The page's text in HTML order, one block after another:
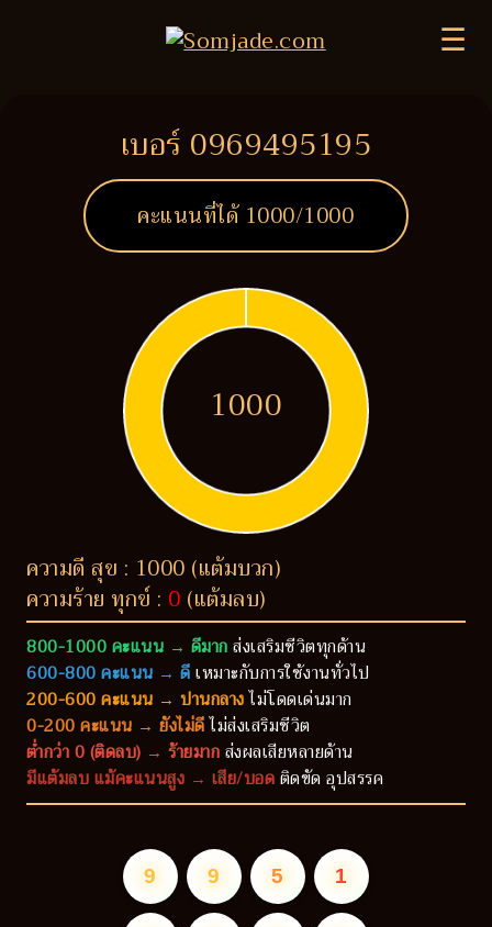
☰
เบอร์ 0969495195
คะแนนที่ได้ 1000/1000
1000
ความดี สุข : 1000 (แต้มบวก)
ความร้าย ทุกข์ : 0 (แต้มลบ)
800-1000 คะแนน → ดีมากส่งเสริมชีวิตทุกด้าน
600-800 คะแนน → ดีเหมาะกับการใช้งานทั่วไป
200-600 คะแนน → ปานกลางไม่โดดเด่นมาก
0-200 คะแนน → ยังไม่ดีไม่ส่งเสริมชีวิต
ต่ำกว่า 0 (ติดลบ) → ร้ายมากส่งผลเสียหลายด้าน
มีแต้มลบ แม้คะแนนสูง → เสีย/บอดติดขัด อุปสรรค
9 9 5 1